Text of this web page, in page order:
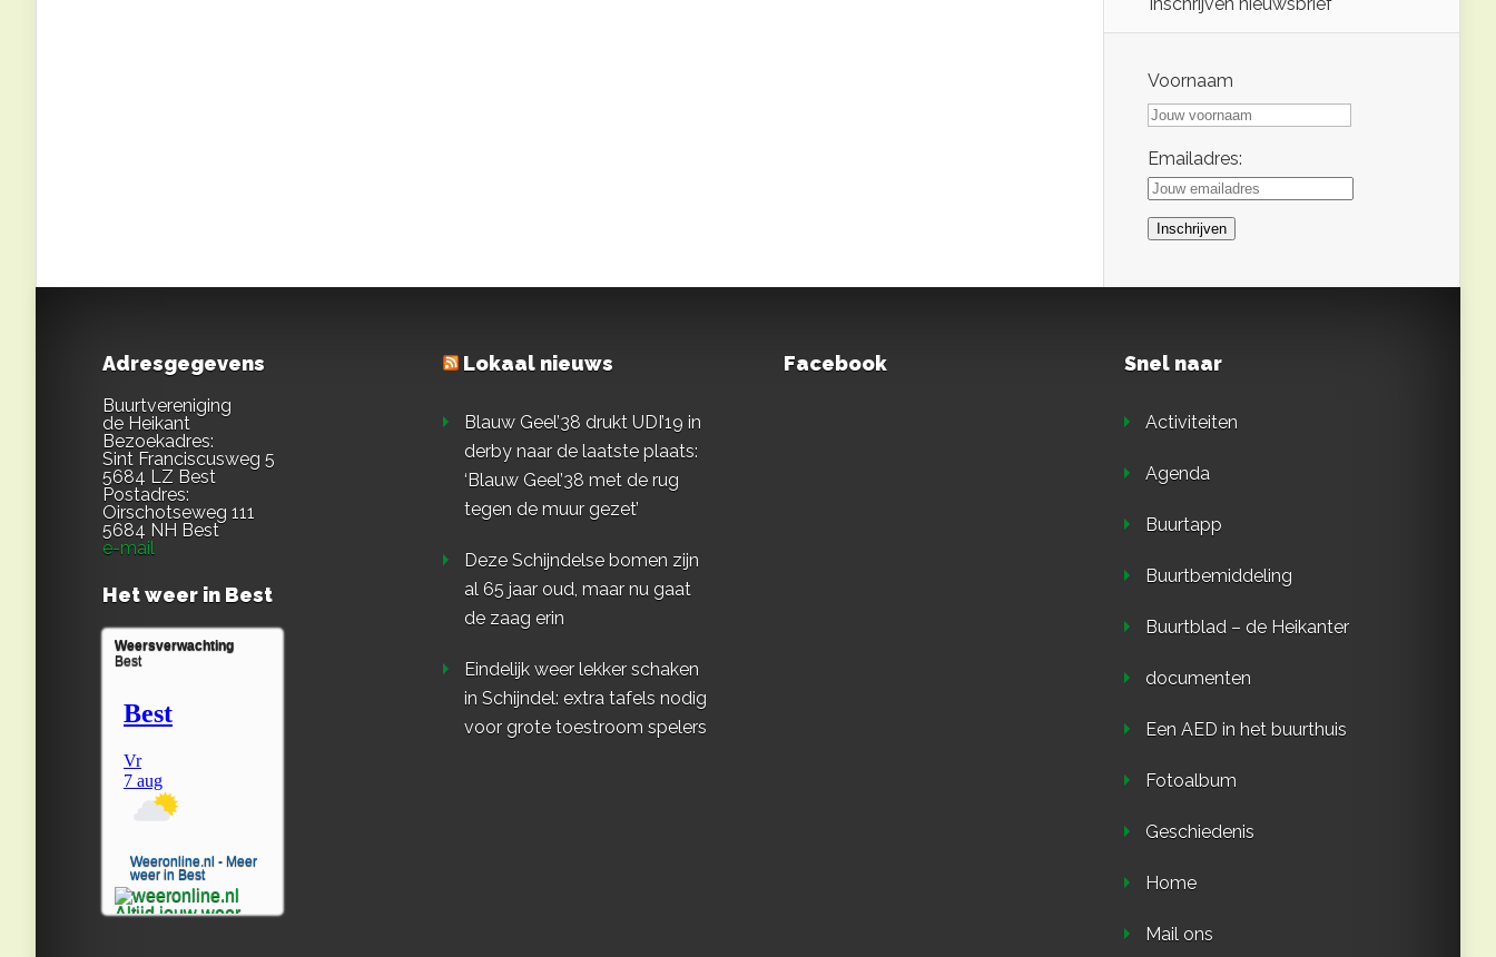
Voornaam
Emailadres:
Adresgegevens
Buurtvereniging
de Heikant
Bezoekadres:
Sint Franciscusweg 5
5684 LZ Best
Postadres:
Oirschotseweg 111
5684 NH Best
e-mail
Het weer in Best
Weersverwachting
Best
Weeronline.nl - Meer
weer in Best
Lokaal nieuws
Blauw Geel’38 drukt UDI’19 in
derby naar de laatste plaats:
‘Blauw Geel’38 met de rug
tegen de muur gezet’
Deze Schijndelse bomen zijn
al 65 jaar oud, maar nu gaat
de zaag erin
Eindelijk weer lekker schaken
in Schijndel: extra tafels nodig
voor grote toestroom spelers
Facebook Snel naar
Activiteiten
Agenda
Buurtapp
Buurtbemiddeling
Buurtblad – de Heikanter
documenten
Een AED in het buurthuis
Fotoalbum
Geschiedenis
Home
Mail ons